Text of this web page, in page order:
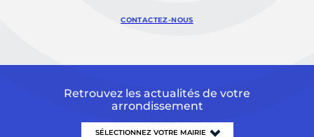
CONTACTEZ-NOUS
Retrouvez les actualités de votre
arrondissement